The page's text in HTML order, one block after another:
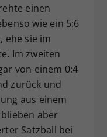
einen
wie ein 5:6
ehe sie im
Im zweiten
von einem 0:4
zurück und
aus einem
aber
Satzball bei